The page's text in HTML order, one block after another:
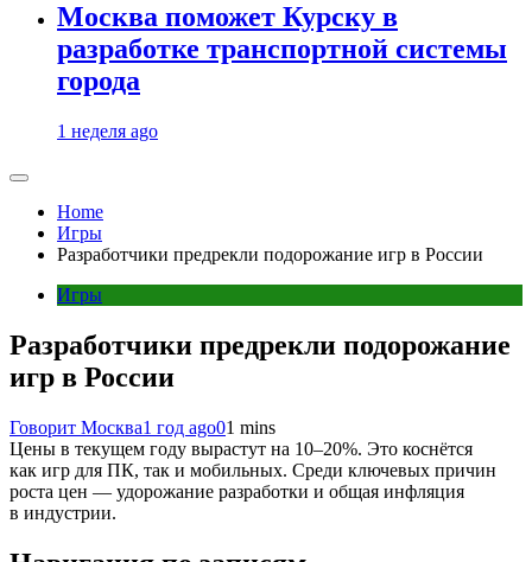
Москва поможет Курску в
разработке транспортной системы
города
1 неделя ago
Home
Игры
Разработчики предрекли подорожание игр в России
Игры
Разработчики предрекли подорожание
игр в России
Говорит Москва1 год ago01 mins
Цены в текущем году вырастут на 10–20%. Это коснётся
как игр для ПК, так и мобильных. Среди ключевых причин
роста цен — удорожание разработки и общая инфляция
в индустрии.